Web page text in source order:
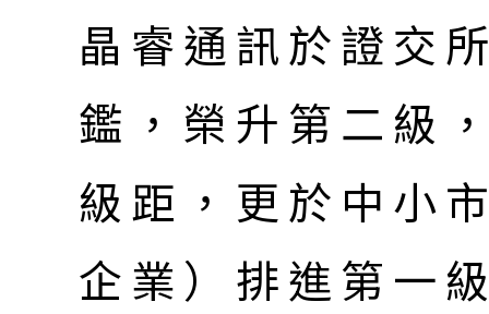
晶睿通訊於證交
鑑，榮升第二級
級距，更於中小
企業）排進第一